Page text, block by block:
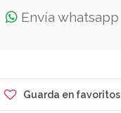
Envía whatsapp
Guarda en favoritos